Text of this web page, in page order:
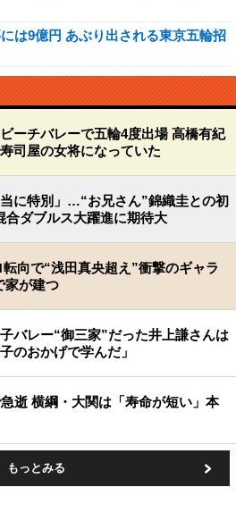
は9億円 あぶり出される東京五輪招
ーチバレーで五輪4度出場 高橋有紀
司屋の女将になっていた
に特別」…“お兄さん”錦織圭との初
合ダブルス大躍進に期待大
転向で“浅田真央超え”衝撃のギャラ
家が建つ
バレー“御三家”だった井上謙さんは
のおかげで学んだ」
逝 横綱・大関は「寿命が短い」本
もっとみる